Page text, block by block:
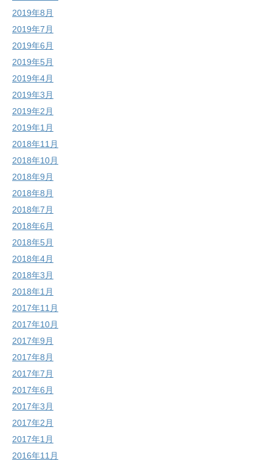
2019年8月
2019年7月
2019年6月
2019年5月
2019年4月
2019年3月
2019年2月
2019年1月
2018年11月
2018年10月
2018年9月
2018年8月
2018年7月
2018年6月
2018年5月
2018年4月
2018年3月
2018年1月
2017年11月
2017年10月
2017年9月
2017年8月
2017年7月
2017年6月
2017年3月
2017年2月
2017年1月
2016年11月